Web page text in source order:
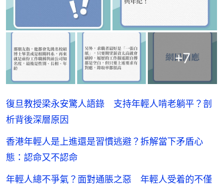
+7
復旦教授梁永安驚人語錄 支持年輕人啃老躺平？剖
析背後深層原因
香港年輕人是上進還是習慣逃避？拆解當下矛盾心
態：認命又不認命
年輕人總不爭氣？面對通脹之惡 年輕人受着的不僅